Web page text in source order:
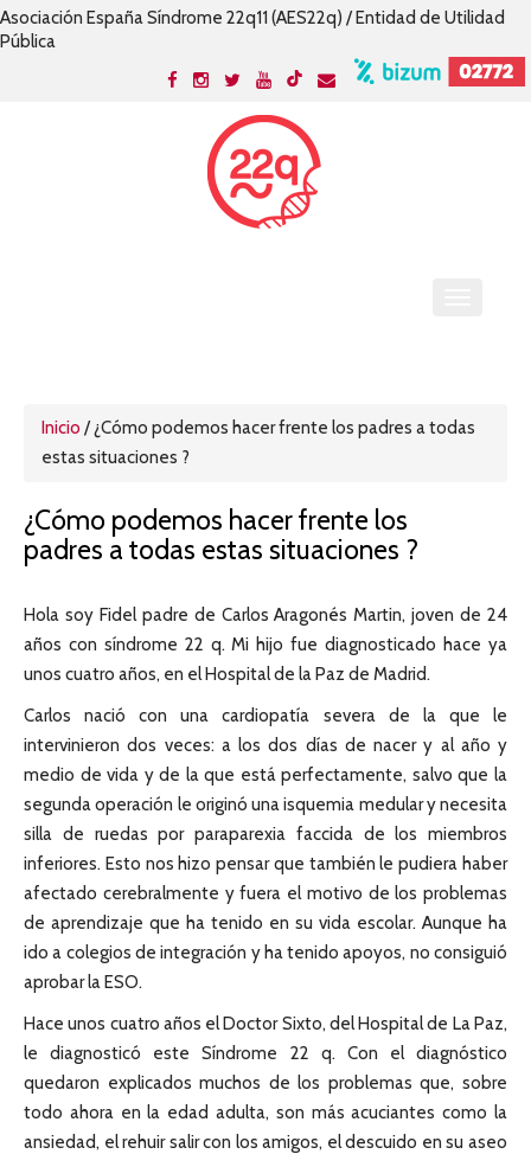
Asociación España Síndrome 22q11 (AES22q) / Entidad de Utilidad
Pública
Inicio /¿Cómo podemos hacer frente los padres a todas
estas situaciones ?
¿Cómo podemos hacer frente los
padres a todas estas situaciones ?
Hola soy Fidel padre de Carlos Aragonés Martin, joven de 24
años con síndrome 22 q. Mi hijo fue diagnosticado hace ya
unos cuatro años, en el Hospital de la Paz de Madrid.
Carlos nació con una cardiopatía severa de la que le
intervinieron dos veces: a los dos días de nacer y al año y
medio de vida y de la que está perfectamente, salvo que la
segunda operación le originó una isquemia medular y necesita
silla de ruedas por paraparexia faccida de los miembros
inferiores. Esto nos hizo pensar que también le pudiera haber
afectado cerebralmente y fuera el motivo de los problemas
de aprendizaje que ha tenido en su vida escolar. Aunque ha
ido a colegios de integración y ha tenido apoyos, no consiguió
aprobar la ESO.
Hace unos cuatro años el Doctor Sixto, del Hospital de La Paz,
le diagnosticó este Síndrome 22 q. Con el diagnóstico
quedaron explicados muchos de los problemas que, sobre
todo ahora en la edad adulta, son más acuciantes como la
ansiedad, el rehuir salir con los amigos, el descuido en su aseo